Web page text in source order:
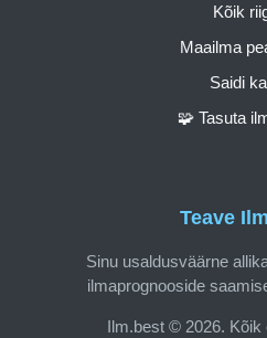
Teave
Sinu usaldusväärne
ilmaprognooside
Ilm.best © 2026. Kõik
Kõik
Maailma
Saidi
🧩 Tasuta